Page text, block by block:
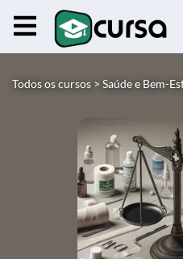
Todos os cursos > Saúde e Bem-